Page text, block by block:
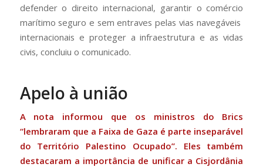
defender o direito internacional, garantir o comércio
marítimo seguro e sem entraves pelas vias navegáveis ​​
internacionais e proteger a infraestrutura e as vidas
civis, concluiu o comunicado.
Apelo à união
A nota informou que os ministros do Brics
“lembraram que a Faixa de Gaza é parte inseparável
do Território Palestino Ocupado”. Eles também
destacaram a importância de unificar a Cisjordânia